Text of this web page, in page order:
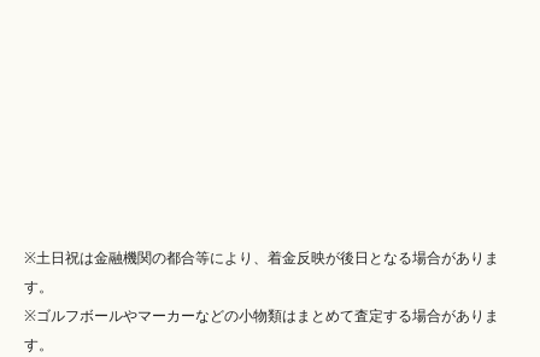
※土日祝は金融機関の都合等により、着金反映が後日となる場合がありま
す。
※ゴルフボールやマーカーなどの小物類はまとめて査定する場合がありま
す。